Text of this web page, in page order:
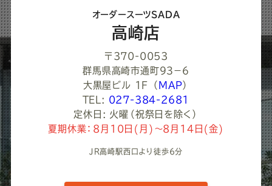
オーダースーツSADA
高崎店
〒370-0053
群馬県高崎市通町９３−６
大黒屋ビル 1F
（ MAP）
TEL: 027-384-2681
定休日: 火曜（祝祭日を除く）
夏期休業：8月10日(月)～8月14日(金)
JR高崎駅西口より徒歩6分